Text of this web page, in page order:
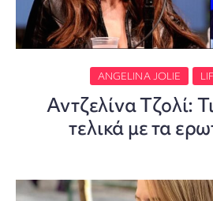
ANGELINA JOLIE
Αντζελίνα Τζολί:
τελικά με τα